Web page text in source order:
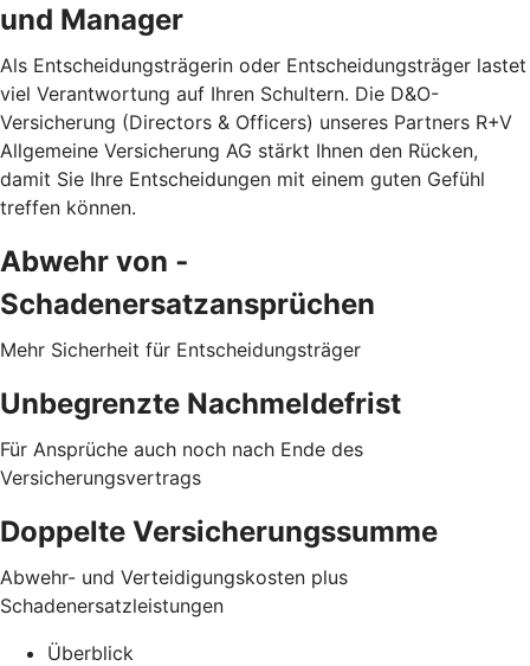
und Manager
Als Entscheidungsträgerin oder Entscheidungsträger lastet
viel Verantwortung auf Ihren Schultern. Die D&O-
Versicherung (Directors & Officers) unseres Partners R+V
Allgemeine Versicherung AG stärkt Ihnen den Rücken,
damit Sie Ihre Entscheidungen mit einem guten Gefühl
treffen können.
Abwehr von ­
Schadenersatzansprüchen
Mehr Sicherheit für Entscheidungsträger
Unbegrenzte Nachmeldefrist
Für Ansprüche auch noch nach Ende des
Versicherungsvertrags
Doppelte Versicherungssumme
Abwehr- und Verteidigungskosten plus
Schadenersatzleistungen
Überblick